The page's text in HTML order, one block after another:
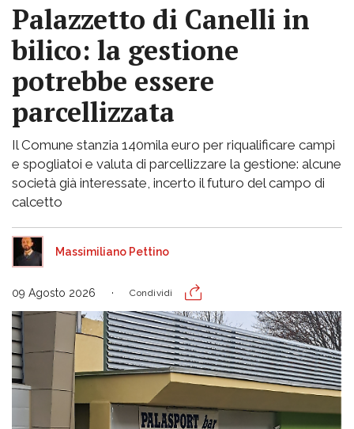
Palazzetto di Canelli in
bilico: la gestione
potrebbe essere
parcellizzata
Il Comune stanzia 140mila euro per riqualificare campi
e spogliatoi e valuta di parcellizzare la gestione: alcune
società già interessate, incerto il futuro del campo di
calcetto
Massimiliano Pettino
09 Agosto 2026 Condividi